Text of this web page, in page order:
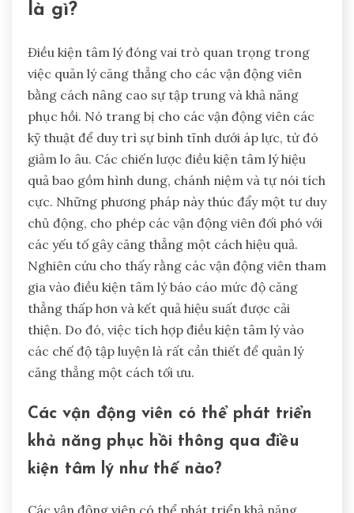
là gì?
Điều kiện tâm lý đóng vai trò quan trọng trong
việc quản lý căng thẳng cho các vận động viên
bằng cách nâng cao sự tập trung và khả năng
phục hồi. Nó trang bị cho các vận động viên các
kỹ thuật để duy trì sự bình tĩnh dưới áp lực, từ đó
giảm lo âu. Các chiến lược điều kiện tâm lý hiệu
quả bao gồm hình dung, chánh niệm và tự nói tích
cực. Những phương pháp này thúc đẩy một tư duy
chủ động, cho phép các vận động viên đối phó với
các yếu tố gây căng thẳng một cách hiệu quả.
Nghiên cứu cho thấy rằng các vận động viên tham
gia vào điều kiện tâm lý báo cáo mức độ căng
thẳng thấp hơn và kết quả hiệu suất được cải
thiện. Do đó, việc tích hợp điều kiện tâm lý vào
các chế độ tập luyện là rất cần thiết để quản lý
căng thẳng một cách tối ưu.
Các vận động viên có thể phát triển
khả năng phục hồi thông qua điều
kiện tâm lý như thế nào?
Các vận động viên có thể phát triển khả năng